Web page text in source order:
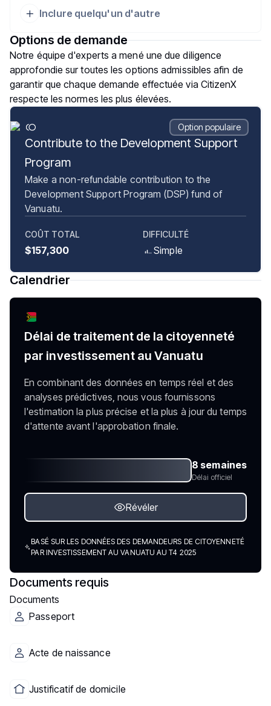
Inclure quelqu'un d'autre
Options de demande
Notre équipe d'experts a mené une due diligence
approfondie sur toutes les options admissibles afin de
garantir que chaque demande effectuée via CitizenX
respecte les normes les plus élevées.
Option populaire
Contribute to the Development Support
Program
Make a non-refundable contribution to the
Development Support Program (DSP) fund of
Vanuatu.
COÛT TOTAL
$157,300
DIFFICULTÉ
Simple
Calendrier
Délai de traitement de la citoyenneté
par investissement au Vanuatu
En combinant des données en temps réel et des
analyses prédictives, nous vous fournissons
l'estimation la plus précise et la plus à jour du temps
d'attente avant l'approbation finale.
8 semaines
Délai officiel
Révéler
BASÉ SUR LES DONNÉES DES DEMANDEURS DE CITOYENNETÉ
PAR INVESTISSEMENT AU VANUATU AU T4 2025
Documents requis
Documents
Passeport
Acte de naissance
Justificatif de domicile